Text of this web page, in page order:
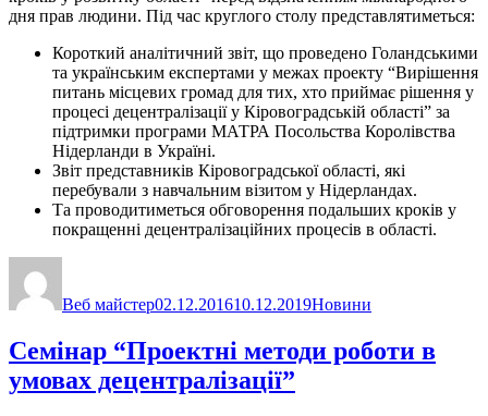
дня прав людини. Під час круглого столу представлятиметься:
Короткий аналітичний звіт, що проведено Голандськими
та українським експертами у межах проекту “Вирішення
питань місцевих громад для тих, хто приймає рішення у
процесі децентралізації у Кіровоградській області” за
підтримки програми МАТРА Посольства Королівства
Нідерланди в Україні.
Звіт представників Кіровоградської області, які
перебували з навчальним візитом у Нідерландах.
Та проводитиметься обговорення подальших кроків у
покращенні децентралізаційних процесів в області.
Веб майстер02.12.201610.12.2019Новини
Семінар “Проектні методи роботи в
умовах децентралізації”